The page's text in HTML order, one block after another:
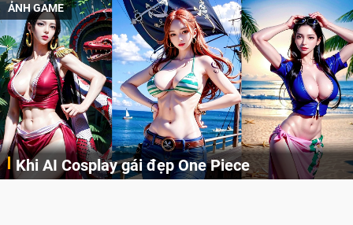
ẢNH GAME
Khi AI Cosplay gái đẹp One Piece